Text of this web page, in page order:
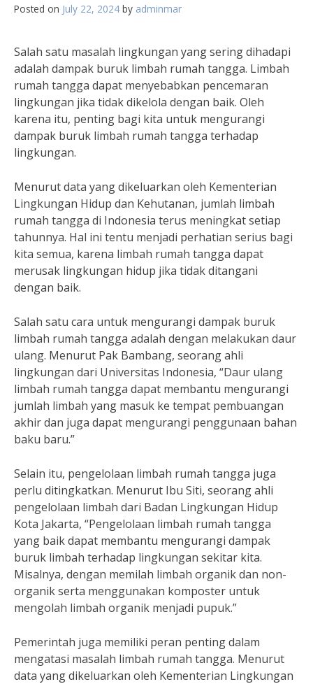
Posted on July 22, 2024 by adminmar
Salah satu masalah lingkungan yang sering dihadapi
adalah dampak buruk limbah rumah tangga. Limbah
rumah tangga dapat menyebabkan pencemaran
lingkungan jika tidak dikelola dengan baik. Oleh
karena itu, penting bagi kita untuk mengurangi
dampak buruk limbah rumah tangga terhadap
lingkungan.
Menurut data yang dikeluarkan oleh Kementerian
Lingkungan Hidup dan Kehutanan, jumlah limbah
rumah tangga di Indonesia terus meningkat setiap
tahunnya. Hal ini tentu menjadi perhatian serius bagi
kita semua, karena limbah rumah tangga dapat
merusak lingkungan hidup jika tidak ditangani
dengan baik.
Salah satu cara untuk mengurangi dampak buruk
limbah rumah tangga adalah dengan melakukan daur
ulang. Menurut Pak Bambang, seorang ahli
lingkungan dari Universitas Indonesia, “Daur ulang
limbah rumah tangga dapat membantu mengurangi
jumlah limbah yang masuk ke tempat pembuangan
akhir dan juga dapat mengurangi penggunaan bahan
baku baru.”
Selain itu, pengelolaan limbah rumah tangga juga
perlu ditingkatkan. Menurut Ibu Siti, seorang ahli
pengelolaan limbah dari Badan Lingkungan Hidup
Kota Jakarta, “Pengelolaan limbah rumah tangga
yang baik dapat membantu mengurangi dampak
buruk limbah terhadap lingkungan sekitar kita.
Misalnya, dengan memilah limbah organik dan non-
organik serta menggunakan komposter untuk
mengolah limbah organik menjadi pupuk.”
Pemerintah juga memiliki peran penting dalam
mengatasi masalah limbah rumah tangga. Menurut
data yang dikeluarkan oleh Kementerian Lingkungan